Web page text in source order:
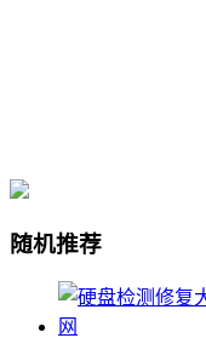
随机推荐